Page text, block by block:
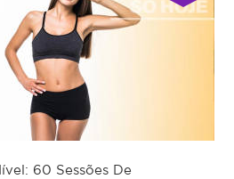
60 Sessões De